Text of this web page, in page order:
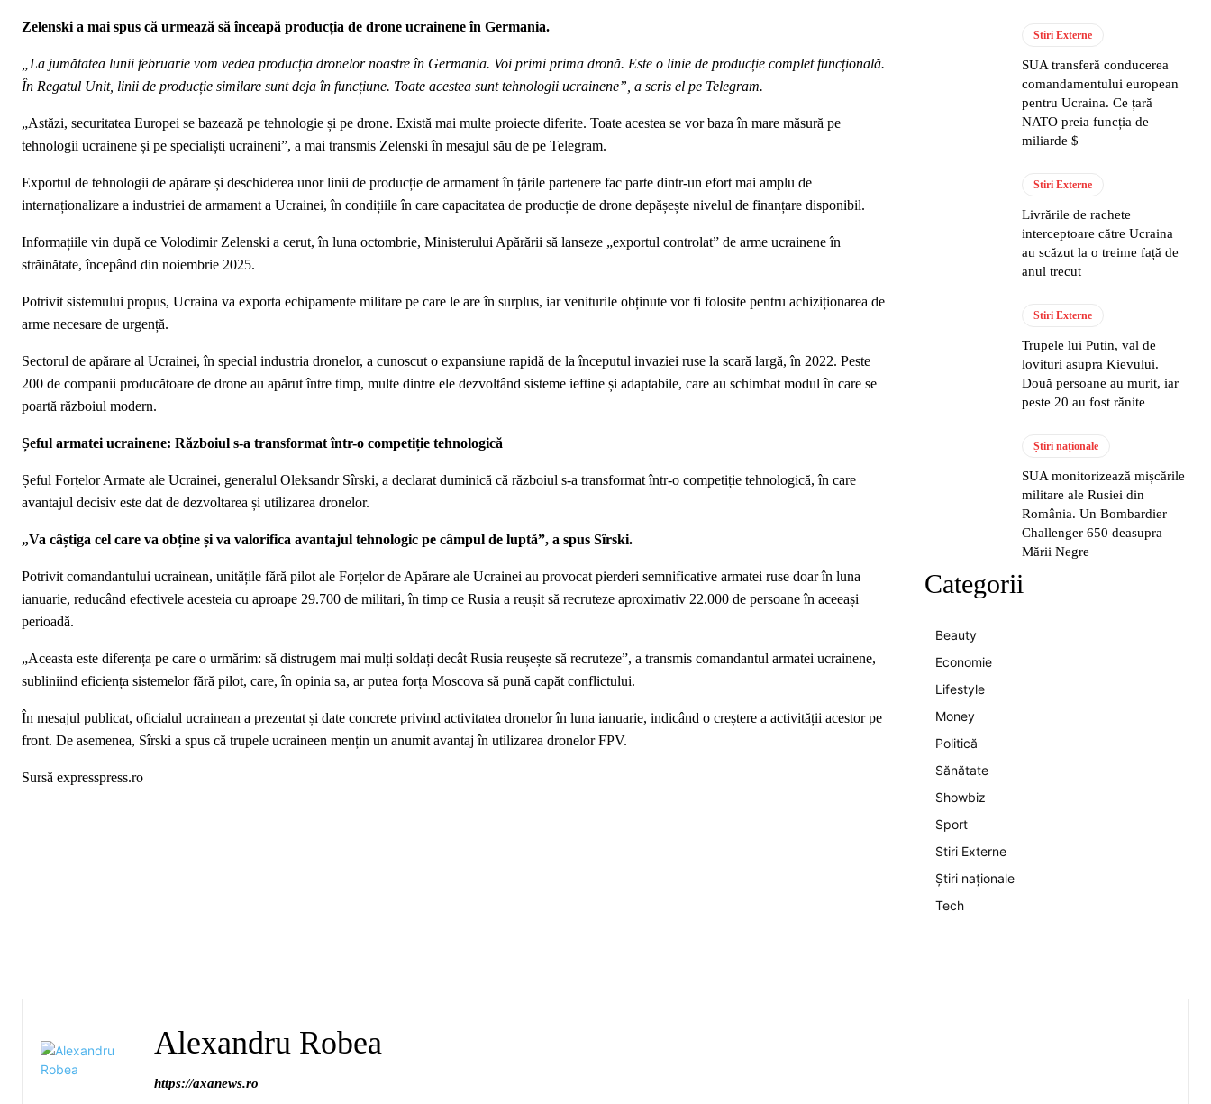
Zelenski a mai spus că urmează să înceapă producția de drone ucrainene în Germania.
„La jumătatea lunii februarie vom vedea producția dronelor noastre în Germania. Voi primi prima dronă. Este o linie de producție complet funcțională.
În Regatul Unit, linii de producție similare sunt deja în funcțiune. Toate acestea sunt tehnologii ucrainene”, a scris el pe Telegram.
„Astăzi, securitatea Europei se bazează pe tehnologie și pe drone. Există mai multe proiecte diferite. Toate acestea se vor baza în mare măsură pe
tehnologii ucrainene și pe specialiști ucraineni”, a mai transmis Zelenski în mesajul său de pe Telegram.
Exportul de tehnologii de apărare și deschiderea unor linii de producție de armament în țările partenere fac parte dintr-un efort mai amplu de
internaționalizare a industriei de armament a Ucrainei, în condițiile în care capacitatea de producție de drone depășește nivelul de finanțare disponibil.
Informațiile vin după ce Volodimir Zelenski a cerut, în luna octombrie, Ministerului Apărării să lanseze „exportul controlat” de arme ucrainene în
străinătate, începând din noiembrie 2025.
Potrivit sistemului propus, Ucraina va exporta echipamente militare pe care le are în surplus, iar veniturile obținute vor fi folosite pentru achiziționarea de
arme necesare de urgență.
Sectorul de apărare al Ucrainei, în special industria dronelor, a cunoscut o expansiune rapidă de la începutul invaziei ruse la scară largă, în 2022. Peste
200 de companii producătoare de drone au apărut între timp, multe dintre ele dezvoltând sisteme ieftine și adaptabile, care au schimbat modul în care se
poartă războiul modern.
Șeful armatei ucrainene: Războiul s-a transformat într-o competiție tehnologică
Șeful Forțelor Armate ale Ucrainei, generalul Oleksandr Sîrski, a declarat duminică că războiul s-a transformat într-o competiție tehnologică, în care
avantajul decisiv este dat de dezvoltarea și utilizarea dronelor.
„Va câștiga cel care va obține și va valorifica avantajul tehnologic pe câmpul de luptă”, a spus Sîrski.
Potrivit comandantului ucrainean, unitățile fără pilot ale Forțelor de Apărare ale Ucrainei au provocat pierderi semnificative armatei ruse doar în luna
ianuarie, reducând efectivele acesteia cu aproape 29.700 de militari, în timp ce Rusia a reușit să recruteze aproximativ 22.000 de persoane în aceeași
perioadă.
„Aceasta este diferența pe care o urmărim: să distrugem mai mulți soldați decât Rusia reușește să recruteze”, a transmis comandantul armatei ucrainene,
subliniind eficiența sistemelor fără pilot, care, în opinia sa, ar putea forța Moscova să pună capăt conflictului.
În mesajul publicat, oficialul ucrainean a prezentat și date concrete privind activitatea dronelor în luna ianuarie, indicând o creștere a activității acestor pe
front. De asemenea, Sîrski a spus că trupele ucraineen mențin un anumit avantaj în utilizarea dronelor FPV.
Sursă expresspress.ro
Stiri Externe
SUA transferă conducerea
comandamentului european
pentru Ucraina. Ce țară
NATO preia funcția de
miliarde $
Stiri Externe
Livrările de rachete
interceptoare către Ucraina
au scăzut la o treime față de
anul trecut
Stiri Externe
Trupele lui Putin, val de
lovituri asupra Kievului.
Două persoane au murit, iar
peste 20 au fost rănite
Știri naționale
SUA monitorizează mișcările
militare ale Rusiei din
România. Un Bombardier
Challenger 650 deasupra
Mării Negre
Categorii
Beauty
Economie
Lifestyle
Money
Politică
Sănătate
Showbiz
Sport
Stiri Externe
Știri naționale
Tech
Alexandru Robea
https://axanews.ro